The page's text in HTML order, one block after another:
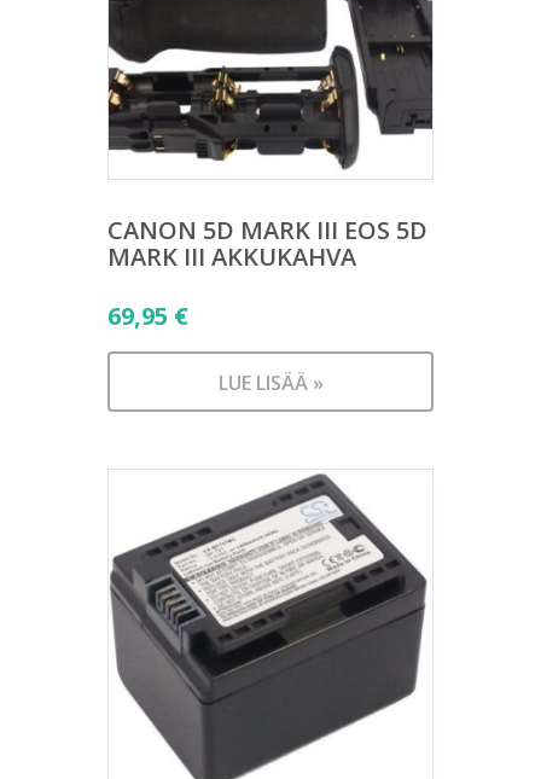
CANON 5D MARK III EOS 5D
MARK III AKKUKAHVA
69,95 €
LUE LISÄÄ »